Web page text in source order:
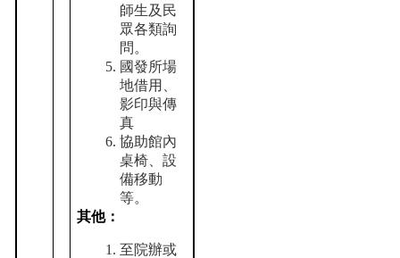
師生及民
眾各類詢
問。
國發所場
地借用、
影印與傳
真
協助館內
桌椅、設
備移動
等。
其他：
至院辦或